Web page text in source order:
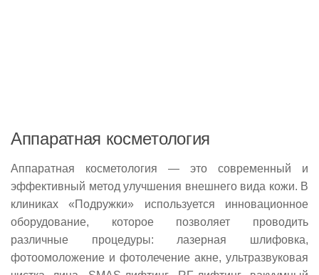
Аппаратная косметология
Аппаратная косметология — это современный и
эффективный метод улучшения внешнего вида кожи. В
клиниках «Подружки» используется инновационное
оборудование, которое позволяет проводить
различные процедуры: лазерная шлифовка,
фотоомоложение и фотолечение акне, ультразвуковая